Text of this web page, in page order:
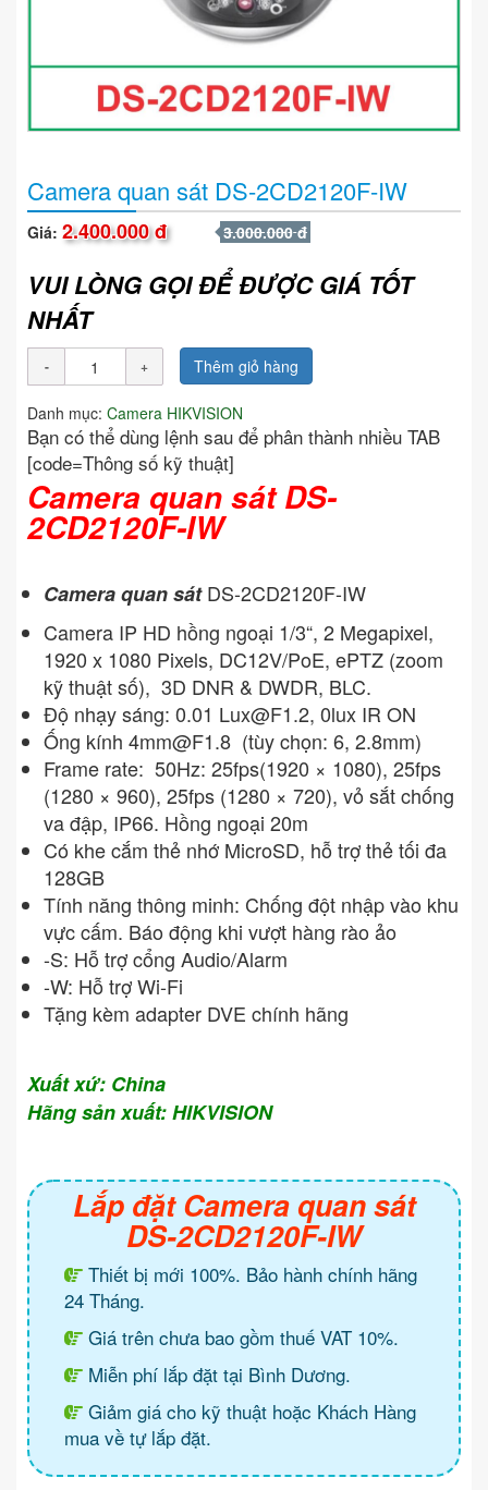
Camera quan sát DS-2CD2120F-IW
Giá: 2.400.000 đ 3.000.000 đ
VUI LÒNG GỌI ĐỂ ĐƯỢC GIÁ TỐT
NHẤT
Thêm giỏ hàng
Danh mục: Camera HIKVISION
Bạn có thể dùng lệnh sau để phân thành nhiều TAB
[code=Thông số kỹ thuật]
Camera quan sát DS-
2CD2120F-IW
Camera quan sátDS-2CD2120F-IW
Camera IP HD hồng ngoại 1/3“, 2 Megapixel,
1920 x 1080 Pixels, DC12V/PoE, ePTZ (zoom
kỹ thuật số), 3D DNR & DWDR, BLC.
Độ nhạy sáng: 0.01 Lux@F1.2, 0lux IR ON
Ống kính 4mm@F1.8 (tùy chọn: 6, 2.8mm)
Frame rate: 50Hz: 25fps(1920 × 1080), 25fps
(1280 × 960), 25fps (1280 × 720), vỏ sắt chống
va đập, IP66. Hồng ngoại 20m
Có khe cắm thẻ nhớ MicroSD, hỗ trợ thẻ tối đa
128GB
Tính năng thông minh: Chống đột nhập vào khu
vực cấm. Báo động khi vượt hàng rào ảo
-S: Hỗ trợ cổng Audio/Alarm
-W: Hỗ trợ Wi-Fi
Tặng kèm adapter DVE chính hãng
Xuất xứ: China
Hãng sản xuất: HIKVISION
Lắp đặt Camera quan sát
DS-2CD2120F-IW
Thiết bị mới 100%. Bảo hành chính hãng
24 Tháng.
Giá trên chưa bao gồm thuế VAT 10%.
Miễn phí lắp đặt tại Bình Dương.
Giảm giá cho kỹ thuật hoặc Khách Hàng
mua về tự lắp đặt.